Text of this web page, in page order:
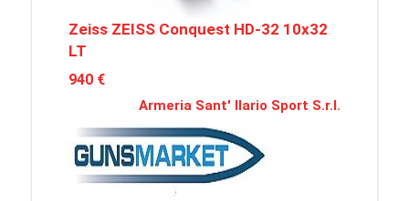
Zeiss ZEISS Conquest HD-32 10x32
LT
940 €
Armeria Sant' Ilario Sport S.r.l.